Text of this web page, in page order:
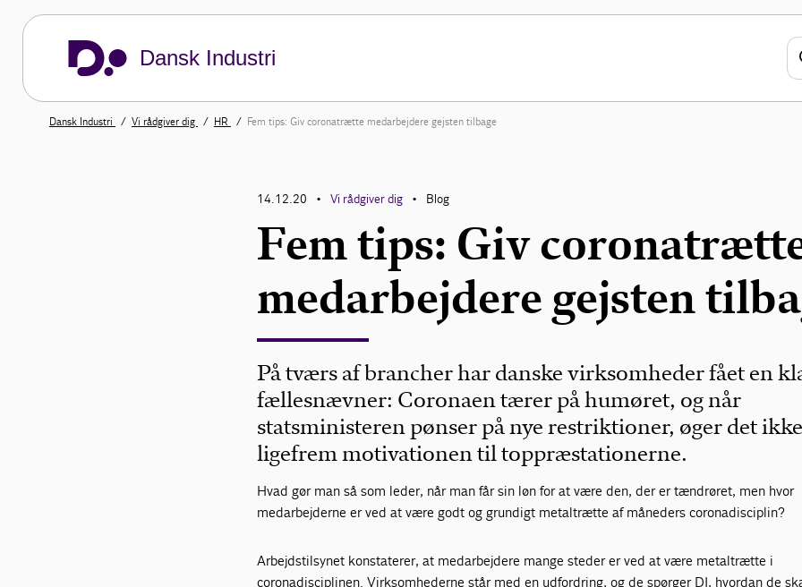
Dansk Industri
Dansk Industri Vi rådgiver dig HR Fem tips: Giv cor­o­na­træt­te me­d­ar­bej­de­re gej­sten til­ba­ge
14.12.20 • Vi rådgiver dig • Blog
Fem tips: Giv
me­d­ar­bej­de­re gej­sten
På tværs af brancher har danske virksomheder fået en
fællesnævner: Coronaen tærer på humøret, og når
statsministeren pønser på nye restriktioner, øger det
ligefrem motivationen til toppræstationerne.
Hvad gør man så som leder, når man får sin løn for at være den, der er tændrøret, men hvor
medarbejderne er ved at være godt og grundigt metaltrætte af måneders coronadisciplin?
Arbejdstilsynet konstaterer, at medarbejdere mange steder er ved at være metaltrætte i
coronadisciplinen. Virksomhederne står med en udfordring, og de spørger DI, hvordan de